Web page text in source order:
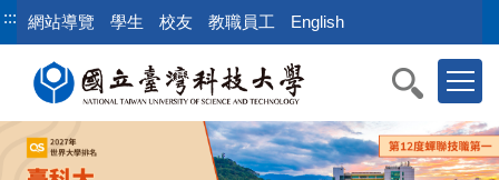
跳
到
::: 網站導覽 學生 校友 教職員工 English